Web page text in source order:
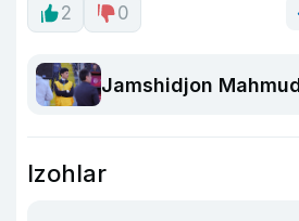
2
0
Jamshidjon
Izohlar